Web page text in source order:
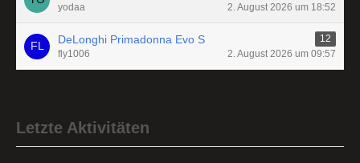
yodaa 2. August 2026 um 18:52
DeLonghi Primadonna Evo S
12
fly1006
2. August 2026 um 09:57
Letzte Aktivitäten